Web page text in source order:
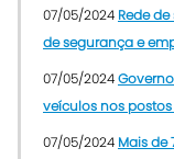
07/05/2024 Rede
de segurança e
07/05/2024
veículos nos
07/05/2024 Mais de